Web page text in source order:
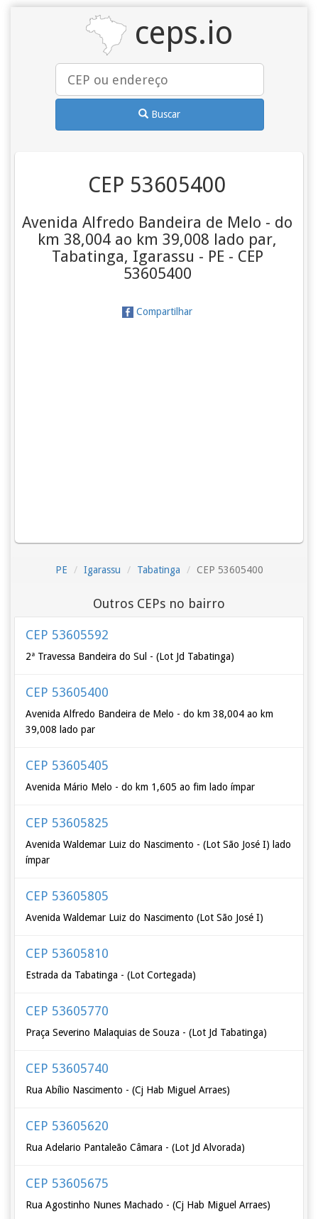
ceps.io
Buscar
CEP 53605400
Avenida Alfredo Bandeira de Melo - do
km 38,004 ao km 39,008 lado par,
Tabatinga, Igarassu - PE - CEP
53605400
Compartilhar
PE Igarassu Tabatinga CEP 53605400
Outros CEPs no bairro
CEP 53605592
2ª Travessa Bandeira do Sul - (Lot Jd Tabatinga)
CEP 53605400
Avenida Alfredo Bandeira de Melo - do km 38,004 ao km
39,008 lado par
CEP 53605405
Avenida Mário Melo - do km 1,605 ao fim lado ímpar
CEP 53605825
Avenida Waldemar Luiz do Nascimento - (Lot São José I) lado
ímpar
CEP 53605805
Avenida Waldemar Luiz do Nascimento (Lot São José I)
CEP 53605810
Estrada da Tabatinga - (Lot Cortegada)
CEP 53605770
Praça Severino Malaquias de Souza - (Lot Jd Tabatinga)
CEP 53605740
Rua Abílio Nascimento - (Cj Hab Miguel Arraes)
CEP 53605620
Rua Adelario Pantaleão Câmara - (Lot Jd Alvorada)
CEP 53605675
Rua Agostinho Nunes Machado - (Cj Hab Miguel Arraes)